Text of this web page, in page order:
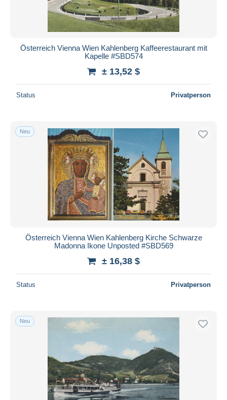
Österreich Vienna Wien Kahlenberg Kaffeerestaurant mit
Kapelle #SBD574
± 13,52 $
Status Privatperson
Neu
Österreich Vienna Wien Kahlenberg Kirche Schwarze
Madonna Ikone Unposted #SBD569
± 16,38 $
Status Privatperson
Neu